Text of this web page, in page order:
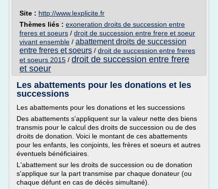
Site : http://www.lexplicite.fr
Thèmes liés : exoneration droits de succession entre
freres et soeurs / droit de succession entre frere et soeur
vivant ensemble / abattement droits de succession
entre freres et soeurs / droit de succession entre freres
et soeurs 2015 / droit de succession entre frere
et soeur
Les abattements pour les donations et les
successions
Les abattements pour les donations et les successions
Des abattements s'appliquent sur la valeur nette des biens
transmis pour le calcul des droits de succession ou de des
droits de donation. Voici le montant de ces abattements
pour les enfants, les conjoints, les frères et soeurs et autres
éventuels bénéficiaires.
L'abattement sur les droits de succession ou de donation
s'applique sur la part transmise par chaque donateur (ou
chaque défunt en cas de décès simultané).